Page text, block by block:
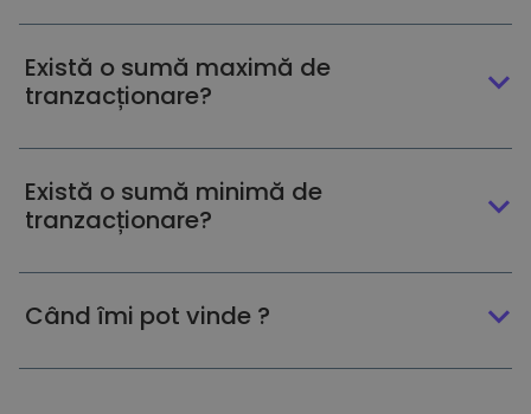
Există o sumă maximă de
tranzacționare?
Există o sumă minimă de
tranzacționare?
Când îmi pot vinde ?